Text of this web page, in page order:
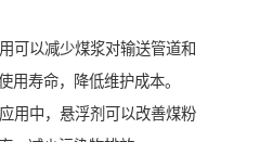
可以减少煤浆对输送管道和
用寿命，降低维护成本。
用中，悬浮剂可以改善煤粉